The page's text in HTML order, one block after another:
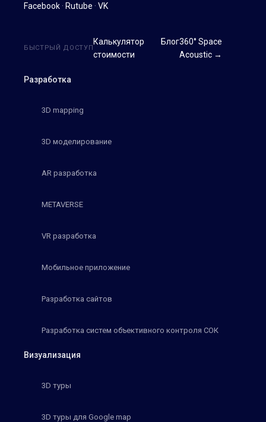
Facebook · Rutube · VK
Разработка
3D mapping
3D моделирование
AR разработка
METAVERSE
VR разработка
Мобильное приложение
Разработка сайтов
Разработка систем объективного контроля СОК
Визуализация
3D туры
3D туры для Google map
БЫСТРЫЙ ДОСТУП
Калькулятор
стоимости
Блог360° Space
Acoustic →